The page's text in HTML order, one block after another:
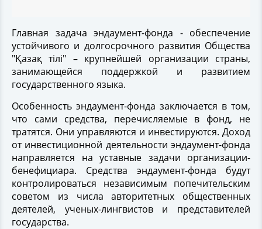
Главная задача эндаумент-фонда - обеспечение
устойчивого и долгосрочного развития Общества
"Қазақ тілі" – крупнейшей организации страны,
занимающейся поддержкой и развитием
государственного языка.
Особенность эндаумент-фонда заключается в том,
что сами средства, перечисляемые в фонд, не
тратятся. Они управляются и инвестируются. Доход
от инвестиционной деятельности эндаумент-фонда
направляется на уставные задачи организации-
бенефициара. Средства эндаумент-фонда будут
контролироваться независимым попечительским
советом из числа авторитетных общественных
деятелей, ученых-лингвистов и представителей
государства.